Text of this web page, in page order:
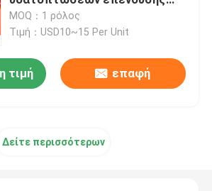
περίβλημα τροχαλιών
τροχαλιών μεταφορέων
πολυουρεθάνιου δακρυ'ων
MOQ：1 ρόλος
Τιμή：USD10~15 Per Unit
τιμή επαφή
Δείτε περισσότερων